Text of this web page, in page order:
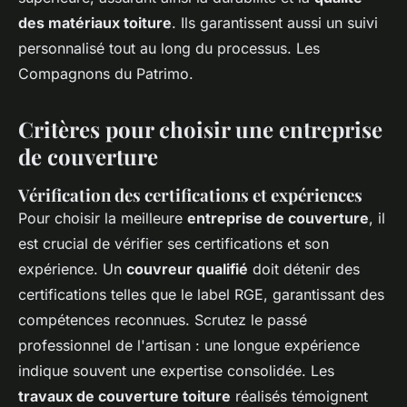
des matériaux toiture. Ils garantissent aussi un suivi
personnalisé tout au long du processus. Les
Compagnons du Patrimo.
Critères pour choisir une entreprise
de couverture
Vérification des certifications et expériences
Pour choisir la meilleure entreprise de couverture, il
est crucial de vérifier ses certifications et son
expérience. Un couvreur qualifié doit détenir des
certifications telles que le label RGE, garantissant des
compétences reconnues. Scrutez le passé
professionnel de l'artisan : une longue expérience
indique souvent une expertise consolidée. Les
travaux de couverture toiture réalisés témoignent